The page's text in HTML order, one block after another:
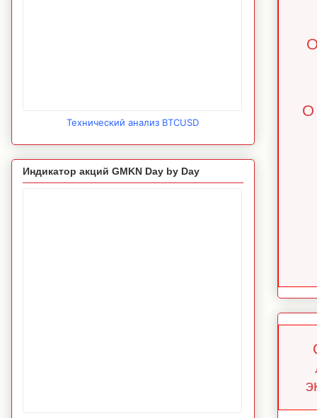
О
Технический анализ BTCUSD
Индикатор акций GMKN Day by Day